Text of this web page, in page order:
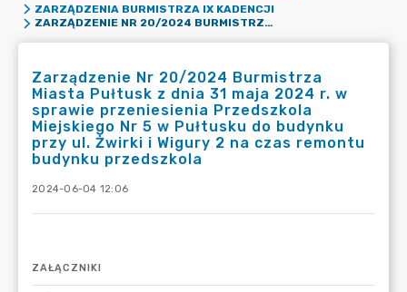
ZARZĄDZENIA BURMISTRZA IX KADENCJI
ZARZĄDZENIE NR 20/2024 BURMISTRZA MIASTA PUŁTUSK Z DNIA 31 MAJA 2024 R. W SPRAWIE PRZENIESIENIA PRZEDSZKOLA MIEJSKIEGO NR 5 W PUŁTUSKU DO BUDYNKU PRZY UL. ŻWIRKI I WIGURY 2 NA CZAS REMONTU BUDYNKU PRZEDSZKOLA
Zarządzenie Nr 20/2024 Burmistrza
Miasta Pułtusk z dnia 31 maja 2024 r. w
sprawie przeniesienia Przedszkola
Miejskiego Nr 5 w Pułtusku do budynku
przy ul. Żwirki i Wigury 2 na czas remontu
budynku przedszkola
2024-06-04 12:06
ZAŁĄCZNIKI